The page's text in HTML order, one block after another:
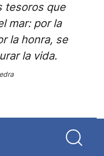
tesoros que
mar: por la
la honra, se
la vida.